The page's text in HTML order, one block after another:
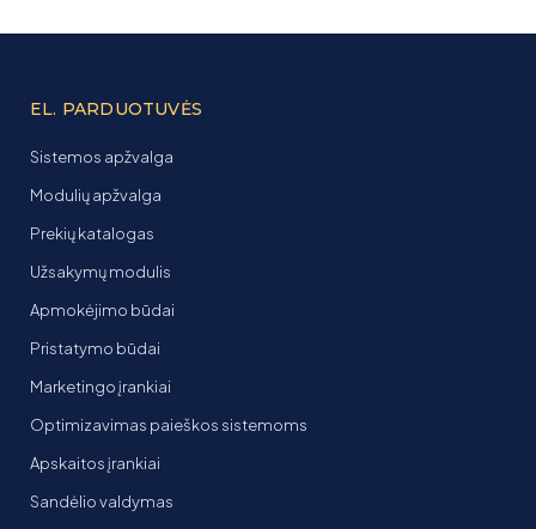
EL. PARDUOTUVĖS
Sistemos apžvalga
Modulių apžvalga
Prekių katalogas
Užsakymų modulis
Apmokėjimo būdai
Pristatymo būdai
Marketingo įrankiai
Optimizavimas paieškos sistemoms
Apskaitos įrankiai
Sandėlio valdymas